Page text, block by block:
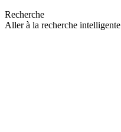
Recherche
Aller à la recherche intelligente